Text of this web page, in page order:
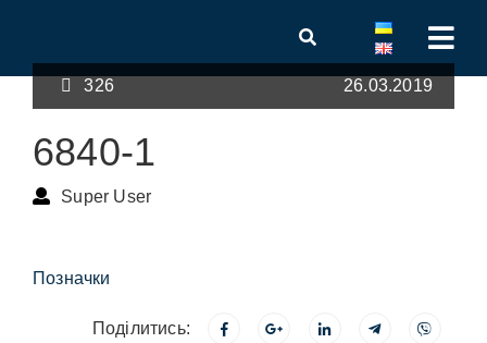
326 26.03.2019
6840-1
Super User
Позначки
Поділитись: